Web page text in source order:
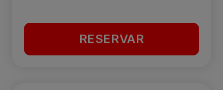
RESERVAR